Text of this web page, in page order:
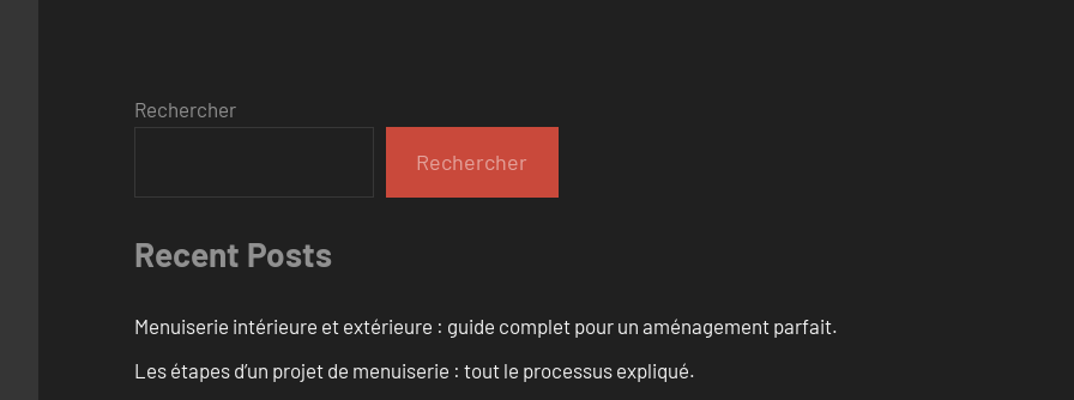
Rechercher
Rechercher
Recent Posts
Menuiserie intérieure et extérieure : guide complet pour un aménagement parfait.
Les étapes d’un projet de menuiserie : tout le processus expliqué.